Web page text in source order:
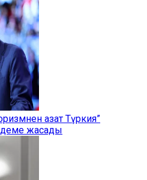
азат Түркия”
жасады